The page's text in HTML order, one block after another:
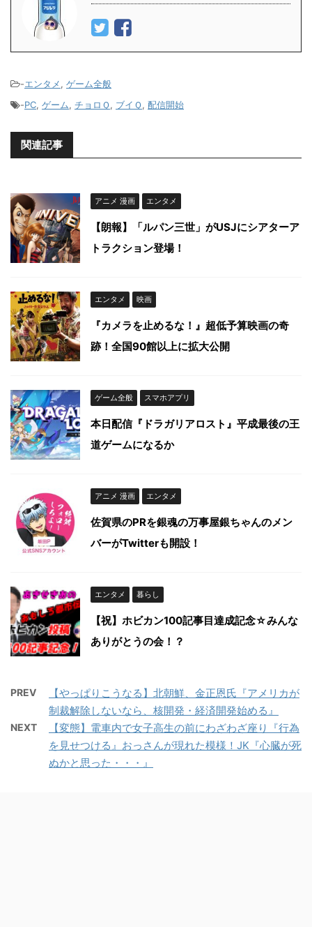
-エンタメ, ゲーム全般
-PC, ゲーム, チョロＱ, ブイＱ, 配信開始
関連記事
アニメ 漫画 エンタメ
【朗報】「ルパン三世」がUSJにシアターア
トラクション登場！
エンタメ 映画
『カメラを止めるな！』超低予算映画の奇
跡！全国90館以上に拡大公開
ゲーム全般 スマホアプリ
本日配信『ドラガリアロスト』平成最後の王
道ゲームになるか
アニメ 漫画 エンタメ
佐賀県のPRを銀魂の万事屋銀ちゃんのメン
バーがTwitterも開設！
エンタメ 暮らし
【祝】ホビカン100記事目達成記念☆みんな
ありがとうの会！？
PREV
【やっぱりこうなる】北朝鮮、金正恩氏『アメリカが
制裁解除しないなら、核開発・経済開発始める』
NEXT
【変態】電車内で女子高生の前にわざわざ座り『行為
を見せつける』おっさんが現れた模様！JK『心臓が死
ぬかと思った・・・』